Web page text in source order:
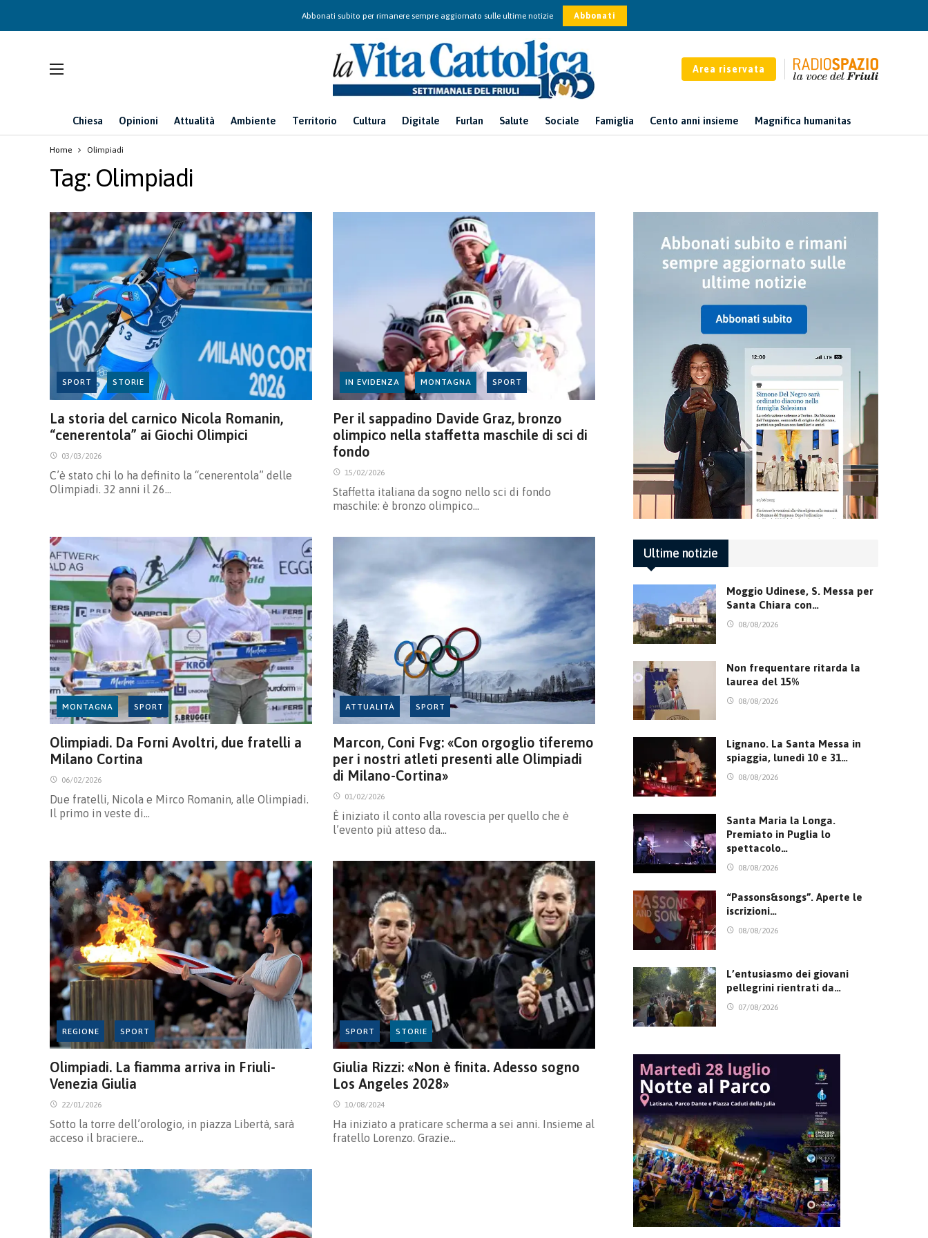
Abbonati subito per rimanere sempre aggiornato sulle ultime notizie Abbonati
Area riservata
Chiesa Opinioni Attualità Ambiente Territorio Cultura Digitale Furlan Salute Sociale Famiglia Cento anni insieme Magnifica humanitas
Home Olimpiadi
Tag: Olimpiadi
SPORT STORIE
La storia del carnico Nicola Romanin,
“cenerentola” ai Giochi Olimpici
03/03/2026
C’è stato chi lo ha definito la “cenerentola” delle
Olimpiadi. 32 anni il 26…
IN EVIDENZA MONTAGNA SPORT
Per il sappadino Davide Graz, bronzo
olimpico nella staffetta maschile di sci di
fondo
15/02/2026
Staffetta italiana da sogno nello sci di fondo
maschile: è bronzo olimpico…
MONTAGNA SPORT
Olimpiadi. Da Forni Avoltri, due fratelli a
Milano Cortina
06/02/2026
Due fratelli, Nicola e Mirco Romanin, alle Olimpiadi.
Il primo in veste di…
ATTUALITÀ SPORT
Marcon, Coni Fvg: «Con orgoglio tiferemo
per i nostri atleti presenti alle Olimpiadi
di Milano-Cortina»
01/02/2026
È iniziato il conto alla rovescia per quello che è
l’evento più atteso da…
REGIONE SPORT
Olimpiadi. La fiamma arriva in Friuli-
Venezia Giulia
22/01/2026
Sotto la torre dell’orologio, in piazza Libertà, sarà
acceso il braciere…
SPORT STORIE
Giulia Rizzi: «Non è finita. Adesso sogno
Los Angeles 2028»
10/08/2024
Ha iniziato a praticare scherma a sei anni. Insieme al
fratello Lorenzo. Grazie…
Ultime notizie
Moggio Udinese, S. Messa per
Santa Chiara con…
08/08/2026
Non frequentare ritarda la
laurea del 15%
08/08/2026
Lignano. La Santa Messa in
spiaggia, lunedì 10 e 31…
08/08/2026
Santa Maria la Longa.
Premiato in Puglia lo
spettacolo…
08/08/2026
“Passons&songs”. Aperte le
iscrizioni…
08/08/2026
L’entusiasmo dei giovani
pellegrini rientrati da…
07/08/2026